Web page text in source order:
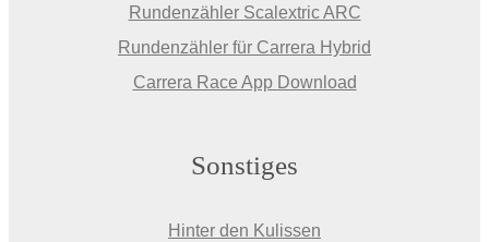
Rundenzähler Scalextric ARC
Rundenzähler für Carrera Hybrid
Carrera Race App Download
Sonstiges
Hinter den Kulissen